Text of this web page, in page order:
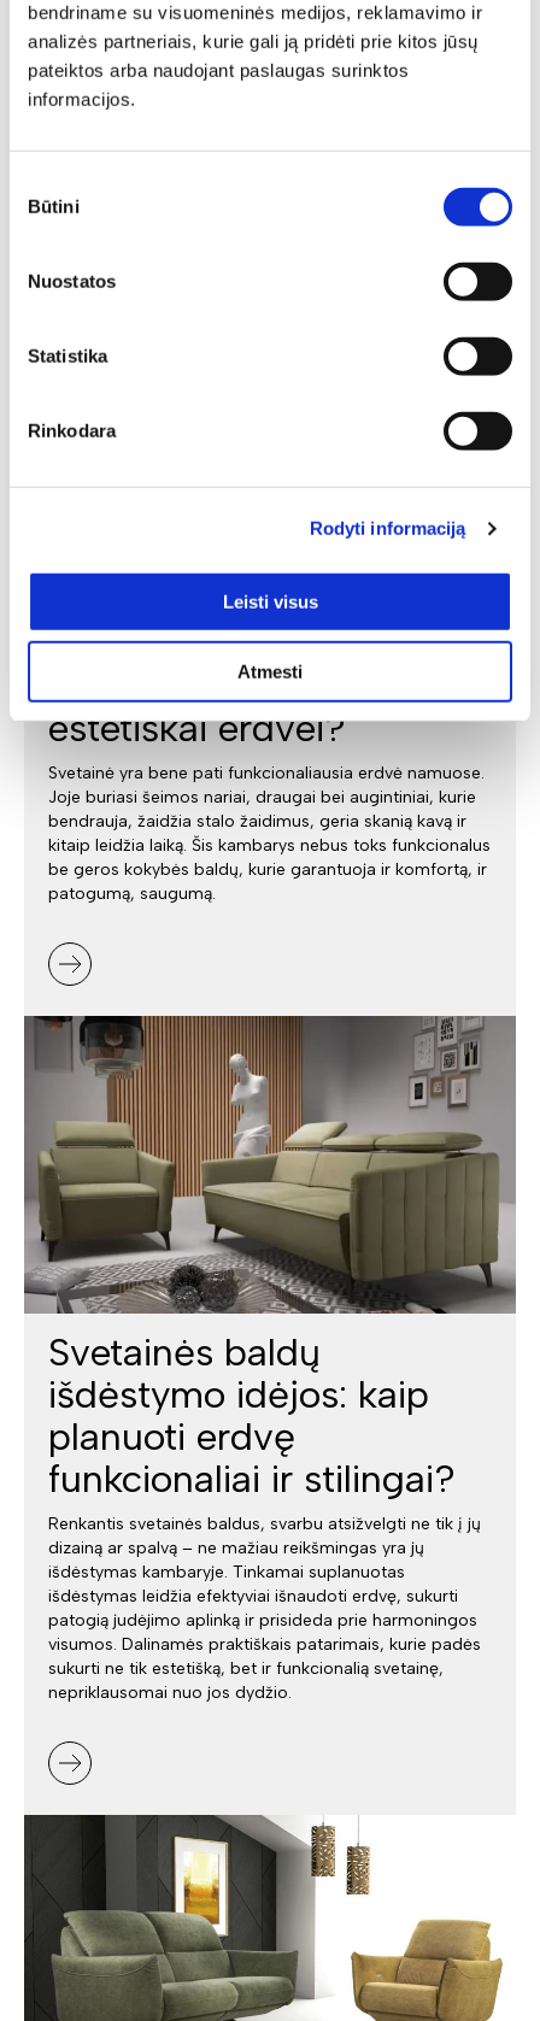
bendriname su visuomeninės medijos, reklamavimo ir
analizės partneriais, kurie gali ją pridėti prie kitos jūsų
pateiktos arba naudojant paslaugas surinktos
informacijos.
pasirinkimas
Būtini
Nuostatos
Statistika
Rinkodara
Rodyti informaciją
Leisti visus
Atmesti
Kaip susikurti savo
svajonių interjerą?
namus - kur kekvienas baldas ne tik gražus, bet ir idealiai
atitinkantis Jūsų poreikius. Deinavos baldų specialistai
lengviau ir geriau rasti Jūsų poreikius atitinkačius baldus.
Svetainės baldai: ko reikia
funkcionaliai bei
estetiškai erdvei?
Svetainė yra bene pati funkcionaliausia erdvė namuose.
Joje buriasi šeimos nariai, draugai bei augintiniai, kurie
bendrauja, žaidžia stalo žaidimus, geria skanią kavą ir
kitaip leidžia laiką. Šis kambarys nebus toks funkcionalus
be geros kokybės baldų, kurie garantuoja ir komfortą, ir
patogumą, saugumą.
Svetainės baldų
išdėstymo idėjos: kaip
planuoti erdvę
funkcionaliai ir stilingai?
Renkantis svetainės baldus, svarbu atsižvelgti ne tik į jų
dizainą ar spalvą – ne mažiau reikšmingas yra jų
išdėstymas kambaryje. Tinkamai suplanuotas
išdėstymas leidžia efektyviai išnaudoti erdvę, sukurti
patogią judėjimo aplinką ir prisideda prie harmoningos
visumos. Dalinamės praktiškais patarimais, kurie padės
sukurti ne tik estetišką, bet ir funkcionalią svetainę,
nepriklausomai nuo jos dydžio.